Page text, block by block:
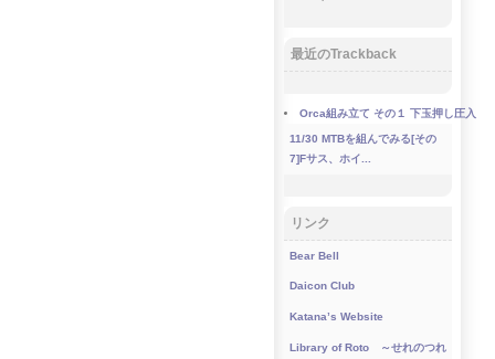
最近のTrackback
Orca組み立て その１ 下玉押し圧入
11/30 MTBを組んでみる[その
7]Fサス、ホイ...
リンク
Bear Bell
Daicon Club
Katana’s Website
Library of Roto ～せれのつれ